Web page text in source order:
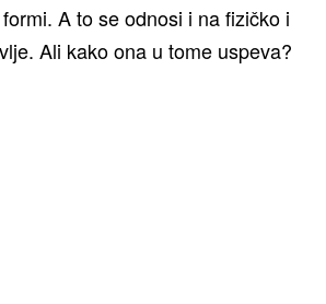
A to se odnosi i na fizičko i
Ali kako ona u tome uspeva?